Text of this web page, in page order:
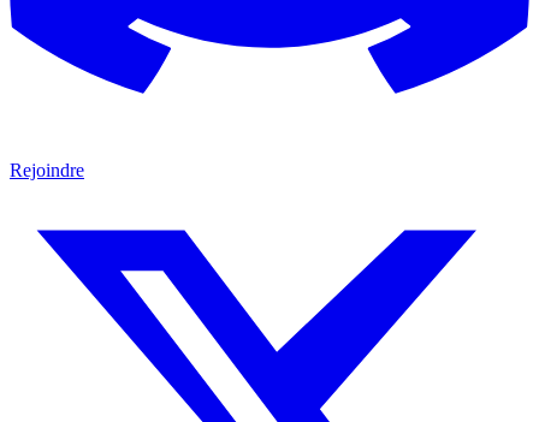
Rejoindre